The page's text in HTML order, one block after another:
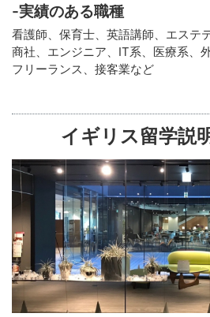
-実績のある職種
看護師、保育士、英語講師、エステ
商社、エンジニア、IT系、医療系、
フリーランス、接客業など
イギリス留学説